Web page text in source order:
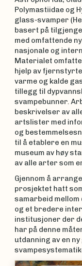
Polymastiidae og
glass-svamper
basert på
med omfattende
nasjonale og
Materialet
hjelp av
varme og kalde
tillegg til
svampebunner.
beskrivelser av
artslister med
og
til å etablere en
museum av høy
av alle arter som
Gjennom å
prosjektet hatt
samarbeid
og et bredere
institusjoner der
har på denne
utdanning av en